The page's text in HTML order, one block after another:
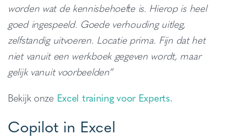
worden wat de kennisbehoefte is. Hierop is heel
goed ingespeeld. Goede verhouding uitleg,
zelfstandig uitvoeren. Locatie prima. Fijn dat het
niet vanuit een werkboek gegeven wordt, maar
gelijk vanuit voorbeelden”
Bekijk onze Excel training voor Experts.
Copilot in Excel